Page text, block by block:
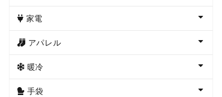
家電
アパレル
暖冷
手袋